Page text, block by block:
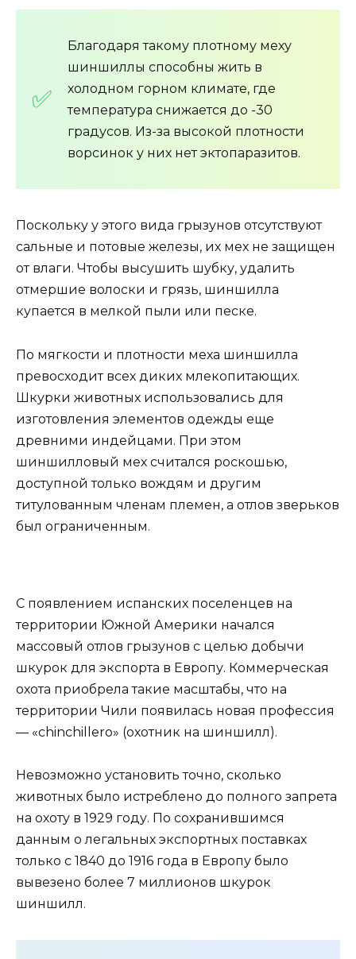
Благодаря такому плотному меху
шиншиллы способны жить в
холодном горном климате, где
температура снижается до -30
градусов. Из-за высокой плотности
ворсинок у них нет эктопаразитов.
Поскольку у этого вида грызунов отсутствуют
сальные и потовые железы, их мех не защищен
от влаги. Чтобы высушить шубку, удалить
отмершие волоски и грязь, шиншилла
купается в мелкой пыли или песке.
По мягкости и плотности меха шиншилла
превосходит всех диких млекопитающих.
Шкурки животных использовались для
изготовления элементов одежды еще
древними индейцами. При этом
шиншилловый мех считался роскошью,
доступной только вождям и другим
титулованным членам племен, а отлов зверьков
был ограниченным.
С появлением испанских поселенцев на
территории Южной Америки начался
массовый отлов грызунов с целью добычи
шкурок для экспорта в Европу. Коммерческая
охота приобрела такие масштабы, что на
территории Чили появилась новая профессия
— «chinchillero» (охотник на шиншилл).
Невозможно установить точно, сколько
животных было истреблено до полного запрета
на охоту в 1929 году. По сохранившимся
данным о легальных экспортных поставках
только с 1840 до 1916 года в Европу было
вывезено более 7 миллионов шкурок
шиншилл.